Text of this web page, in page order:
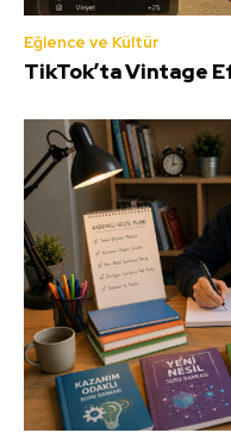
Eğlence ve Kültür
TikTok’ta Vintage